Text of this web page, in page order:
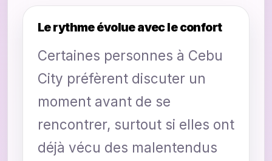
Le rythme évolue avec le confort
Certaines personnes à Cebu
City préfèrent discuter un
moment avant de se
rencontrer, surtout si elles ont
déjà vécu des malentendus